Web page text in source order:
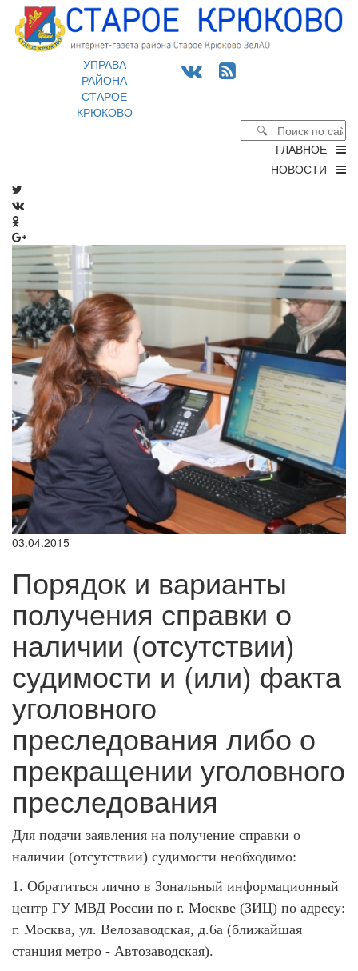
УПРАВА
РАЙОНА
СТАРОЕ
КРЮКОВО
ГЛАВНОЕ
НОВОСТИ
03.04.2015
Порядок и варианты
получения справки о
наличии (отсутствии)
судимости и (или) факта
уголовного
преследования либо о
прекращении уголовного
преследования
Для подачи заявления на получение справки о
наличии (отсутствии) судимости необходимо:
1. Обратиться лично в Зональный информационный
центр ГУ МВД России по г. Москве (ЗИЦ) по адресу:
г. Москва, ул. Велозаводская, д.6а (ближайшая
станция метро - Автозаводская).